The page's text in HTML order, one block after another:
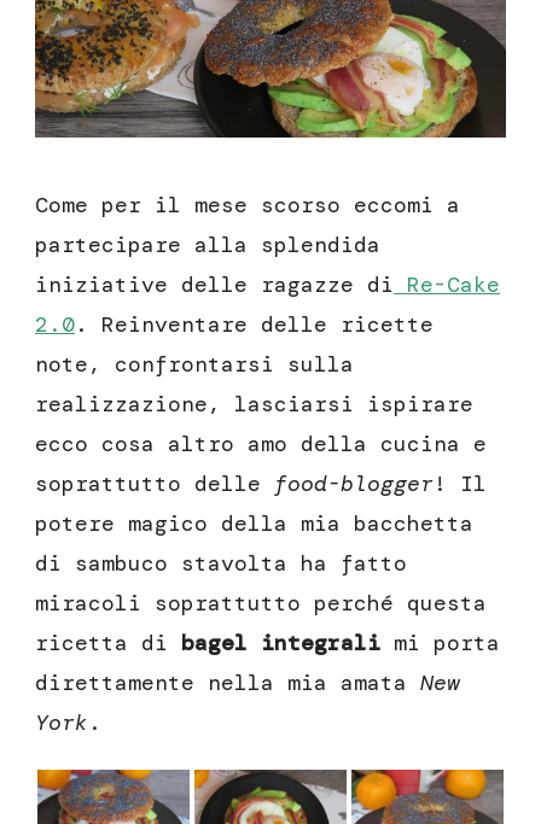
Come per il mese scorso eccomi a
partecipare alla splendida
iniziative delle ragazze di Re-Cake
2.0. Reinventare delle ricette
note, confrontarsi sulla
realizzazione, lasciarsi ispirare
ecco cosa altro amo della cucina e
soprattutto delle food-blogger! Il
potere magico della mia bacchetta
di sambuco stavolta ha fatto
miracoli soprattutto perché questa
ricetta di bagel integrali mi porta
direttamente nella mia amata New
York .